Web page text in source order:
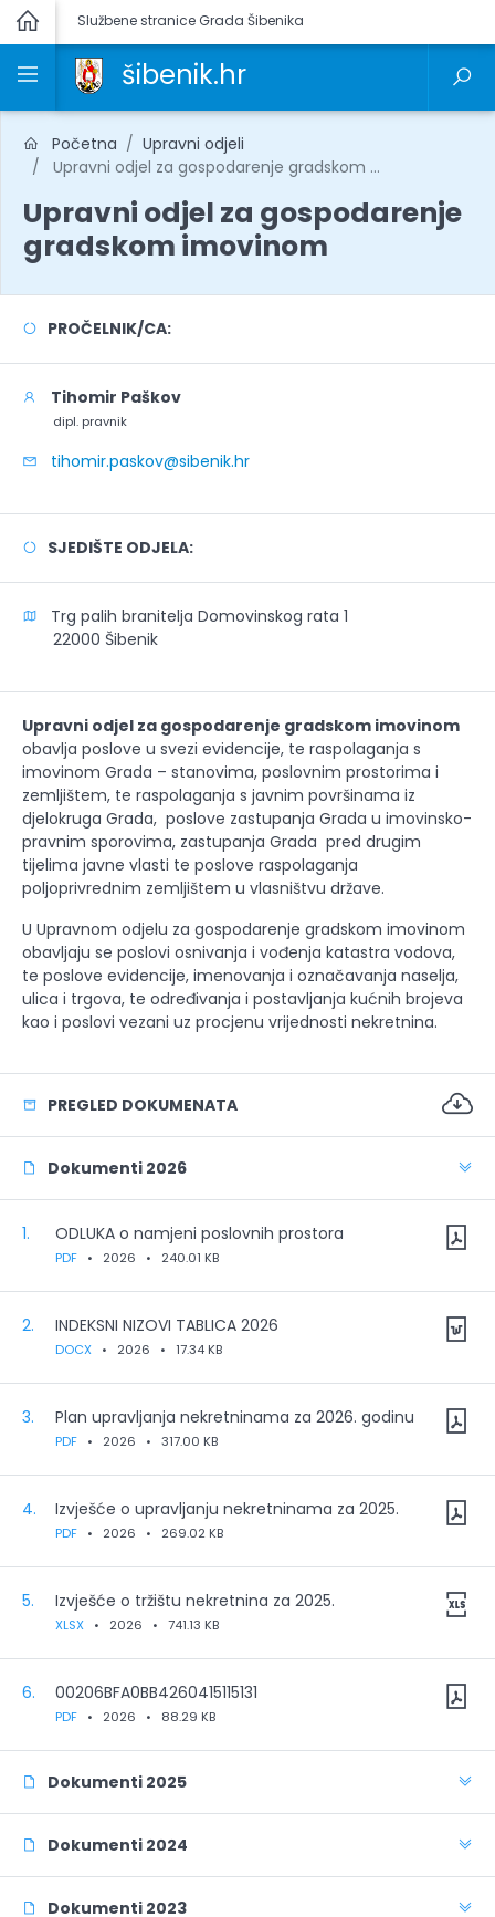
Službene stranice Grada Šibenika
šibenik.hr
Početna
Upravni odjeli
Upravni odjel za gospodarenje gradskom ...
Upravni odjel za gospodarenje
gradskom imovinom
PROČELNIK/CA:
Tihomir Paškov
dipl. pravnik
tihomir.paskov@sibenik.hr
SJEDIŠTE ODJELA:
Trg palih branitelja Domovinskog rata 1
22000 Šibenik
Upravni odjel za gospodarenje gradskom imovinom
obavlja poslove u svezi evidencije, te raspolaganja s
imovinom Grada – stanovima, poslovnim prostorima i
zemljištem, te raspolaganja s javnim površinama iz
djelokruga Grada, poslove zastupanja Grada u imovinsko-
pravnim sporovima, zastupanja Grada pred drugim
tijelima javne vlasti te poslove raspolaganja
poljoprivrednim zemljištem u vlasništvu države.
U Upravnom odjelu za gospodarenje gradskom imovinom
obavljaju se poslovi osnivanja i vođenja katastra vodova,
te poslove evidencije, imenovanja i označavanja naselja,
ulica i trgova, te određivanja i postavljanja kućnih brojeva
kao i poslovi vezani uz procjenu vrijednosti nekretnina.
PREGLED DOKUMENATA
Dokumenti 2026
1. ODLUKA o namjeni poslovnih prostora
PDF • 2026 • 240.01 KB
2. INDEKSNI NIZOVI TABLICA 2026
DOCX • 2026 • 17.34 KB
3. Plan upravljanja nekretninama za 2026. godinu
PDF • 2026 • 317.00 KB
4. Izvješće o upravljanju nekretninama za 2025.
PDF • 2026 • 269.02 KB
5. Izvješće o tržištu nekretnina za 2025.
XLSX • 2026 • 741.13 KB
6. 00206BFA0BB4260415115131
PDF • 2026 • 88.29 KB
Dokumenti 2025
Dokumenti 2024
Dokumenti 2023